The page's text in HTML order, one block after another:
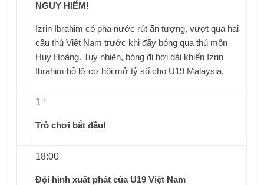
NGUY HIỂM!
Izrin Ibrahim có pha nước rút ấn tượng, vượt qua hai
cầu thủ Việt Nam trước khi đẩy bóng qua thủ môn
Huy Hoàng. Tuy nhiên, bóng đi hơi dài khiến Izrin
Ibrahim bỏ lỡ cơ hội mở tỷ số cho U19 Malaysia.
1 ‘
Trò chơi bắt đầu!
18:00
Đội hình xuất phát của U19 Việt Nam